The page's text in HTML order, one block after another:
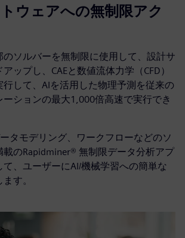
ウェアへの無制限アク
のソルバーを無制限に使用して、設計サ
ップし、CAEと数値流体力学（CFD）
行して、AIを活用した物理予測を従来の
ーションの最大1,000倍高速で実行でき
タモデリング、ワークフローなどのソ
載のRapidminer® 無制限データ分析アプ
て、ユーザーにAI/機械学習への簡単な
す。